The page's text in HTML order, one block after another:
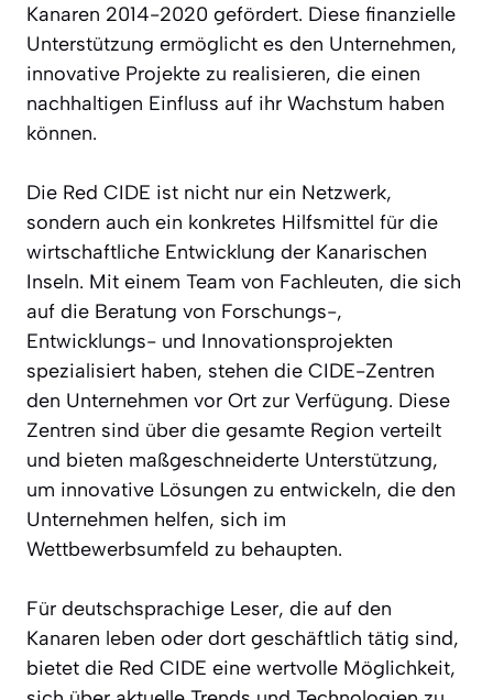
Kanaren 2014-2020 gefördert. Diese finanzielle
Unterstützung ermöglicht es den Unternehmen,
innovative Projekte zu realisieren, die einen
nachhaltigen Einfluss auf ihr Wachstum haben
können.
Die Red CIDE ist nicht nur ein Netzwerk,
sondern auch ein konkretes Hilfsmittel für die
wirtschaftliche Entwicklung der Kanarischen
Inseln. Mit einem Team von Fachleuten, die sich
auf die Beratung von Forschungs-,
Entwicklungs- und Innovationsprojekten
spezialisiert haben, stehen die CIDE-Zentren
den Unternehmen vor Ort zur Verfügung. Diese
Zentren sind über die gesamte Region verteilt
und bieten maßgeschneiderte Unterstützung,
um innovative Lösungen zu entwickeln, die den
Unternehmen helfen, sich im
Wettbewerbsumfeld zu behaupten.
Für deutschsprachige Leser, die auf den
Kanaren leben oder dort geschäftlich tätig sind,
bietet die Red CIDE eine wertvolle Möglichkeit,